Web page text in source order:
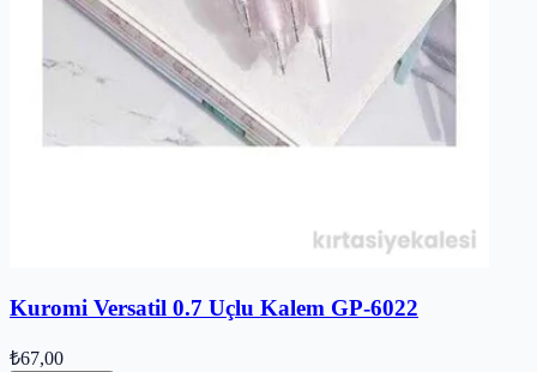
Kuromi Versatil 0.7 Uçlu Kalem GP-6022
₺67,00